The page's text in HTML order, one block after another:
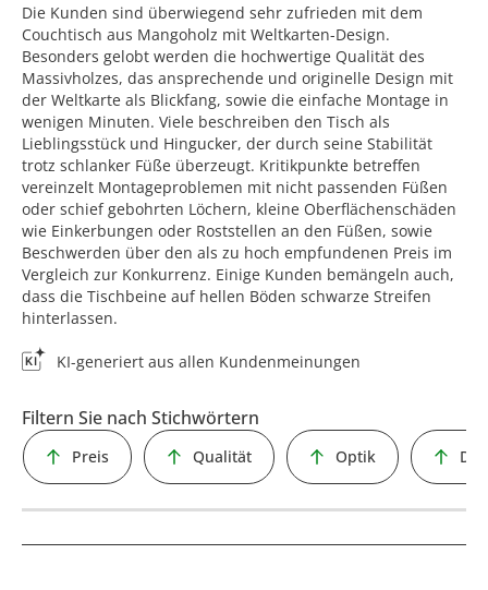
Die Kunden sind überwiegend sehr zufrieden mit dem
Couchtisch aus Mangoholz mit Weltkarten-Design.
Besonders gelobt werden die hochwertige Qualität des
Massivholzes, das ansprechende und originelle Design mit
der Weltkarte als Blickfang, sowie die einfache Montage in
wenigen Minuten. Viele beschreiben den Tisch als
Lieblingsstück und Hingucker, der durch seine Stabilität
trotz schlanker Füße überzeugt. Kritikpunkte betreffen
vereinzelt Montageproblemen mit nicht passenden Füßen
oder schief gebohrten Löchern, kleine Oberflächenschäden
wie Einkerbungen oder Roststellen an den Füßen, sowie
Beschwerden über den als zu hoch empfundenen Preis im
Vergleich zur Konkurrenz. Einige Kunden bemängeln auch,
dass die Tischbeine auf hellen Böden schwarze Streifen
hinterlassen.
KI-generiert aus allen Kundenmeinungen
Filtern Sie nach Stichwörtern
Preis Qualität Optik